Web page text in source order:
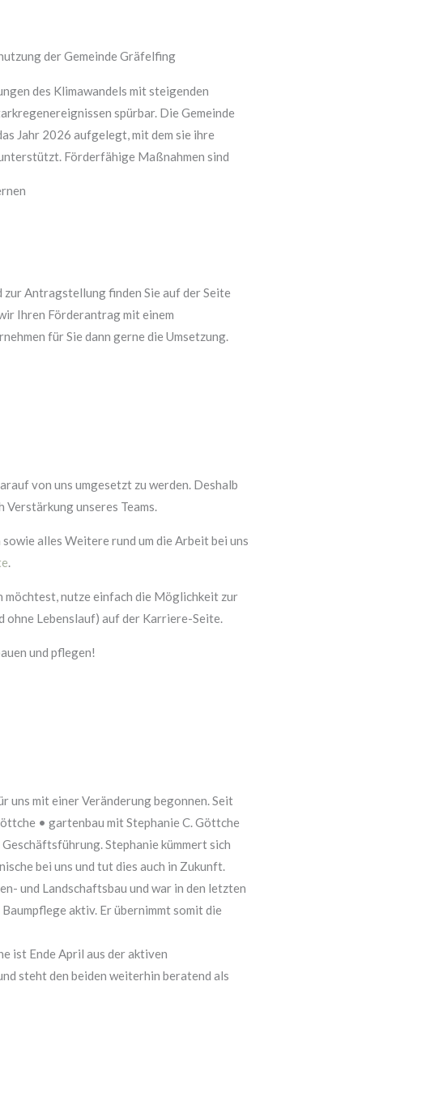
der Gemeinde Gräfelfing
des Klimawandels mit steigenden
spürbar. Die Gemeinde
Jahr 2026 aufgelegt, mit dem sie ihre
Förderfähige Maßnahmen sind
Antragstellung finden Sie auf der Seite
Ihren Förderantrag mit einem
für Sie dann gerne die Umsetzung.
von uns umgesetzt zu werden. Deshalb
Verstärkung unseres Teams.
alles Weitere rund um die Arbeit bei uns
.
möchtest, nutze einfach die Möglichkeit zur
ohne Lebenslauf) auf der Karriere-Seite.
und pflegen!
uns mit einer Veränderung begonnen. Seit
• gartenbau mit Stephanie C. Göttche
Stephanie kümmert sich
bei uns und tut dies auch in Zukunft.
und Landschaftsbau und war in den letzten
aktiv. Er übernimmt somit die
ist Ende April aus der aktiven
steht den beiden weiterhin beratend als